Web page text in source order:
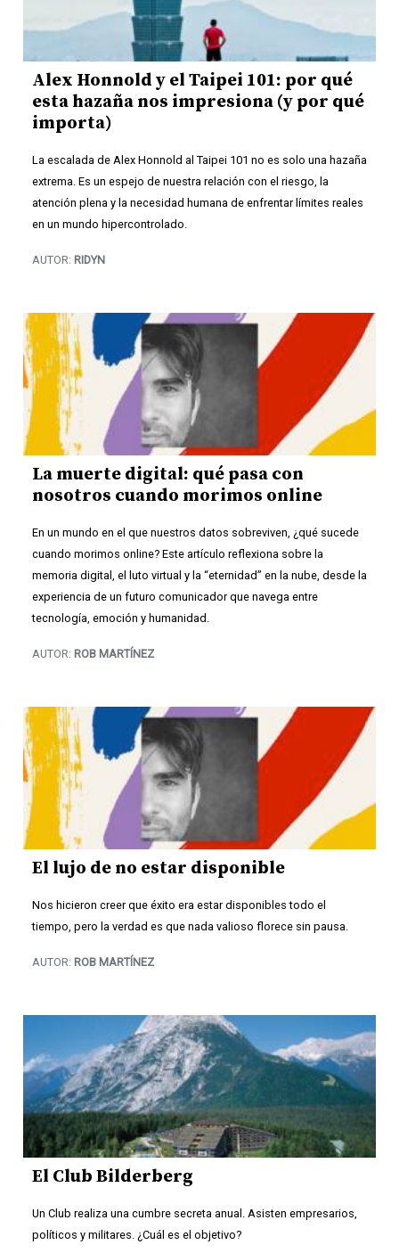
Alex Honnold y el Taipei 101: por qué
esta hazaña nos impresiona (y por qué
importa)
La escalada de Alex Honnold al Taipei 101 no es solo una hazaña
extrema. Es un espejo de nuestra relación con el riesgo, la
atención plena y la necesidad humana de enfrentar límites reales
en un mundo hipercontrolado.
AUTOR: RIDYN
La muerte digital: qué pasa con
nosotros cuando morimos online
En un mundo en el que nuestros datos sobreviven, ¿qué sucede
cuando morimos online? Este artículo reflexiona sobre la
memoria digital, el luto virtual y la “eternidad” en la nube, desde la
experiencia de un futuro comunicador que navega entre
tecnología, emoción y humanidad.
AUTOR: ROB MARTÍNEZ
El lujo de no estar disponible
Nos hicieron creer que éxito era estar disponibles todo el
tiempo, pero la verdad es que nada valioso florece sin pausa.
AUTOR: ROB MARTÍNEZ
El Club Bilderberg
Un Club realiza una cumbre secreta anual. Asisten empresarios,
políticos y militares. ¿Cuál es el objetivo?